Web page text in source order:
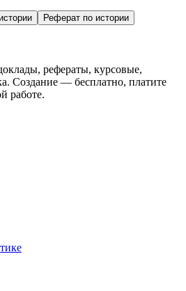
Реферат по истории
рефераты, курсовые,
Создание — бесплатно, платите
работе.